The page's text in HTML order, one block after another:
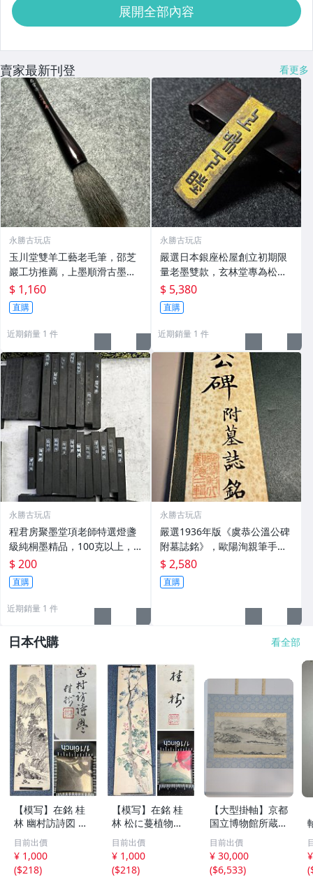
展開全部內容
賣家最新刊登 看更多
永勝古玩店
玉川堂雙羊工藝老毛筆，邵芝
巖工坊推薦，上墨順滑古墨專
用 老墨 冬青 老筆
$ 1,160
直購
近期銷量 1 件
永勝古玩店
嚴選日本銀座松屋創立初期限
量老墨雙款，玄林堂專為松屋
打造，重量22.5g，適合收藏
及品味民國時期古雅文化 文房
用具 民國古墨 收藏文玩
$ 5,380
直購
近期銷量 1 件
永勝古玩店
程君房聚墨堂項老師特選燈盞
級純桐墨精品，100克以上，
檀香墨質細膩黑亮 藍紫光放 檢
驗嚴選推薦 燈盞級墨 放藍紫光
檢驗嚴選
$ 200
直購
近期銷量 1 件
永勝古玩店
嚴選1936年版《虞恭公溫公碑
附墓誌銘》，歐陽洵親筆手
跡，典藏歷史與書法珍品 唐史
研究 碑刻藝術 田中和市版
$ 2,580
直購
日本代購 看全部
【模写】在銘 桂
林 幽村訪詩図 水
墨山水図 人物 橋
紙本 まくり 132×
32㎝ 古玩 骨董 古
美術 掛け軸 書画
目前出價
¥ 1,000
($218)
【模写】在銘 桂
林 松に蔓植物図
花鳥図 松藤図 紙
本 掛軸 まくり 13
1.5×32㎝ 古玩 骨
董 美術 仮巻き 書
目前出價
¥ 1,000
($218)
【大型掛軸】京都
国立博物館所蔵
国宝 天橋立図 雪
舟等楊筆 紙本墨
画 一幅
目前出價
¥ 30,000
($6,533)
(